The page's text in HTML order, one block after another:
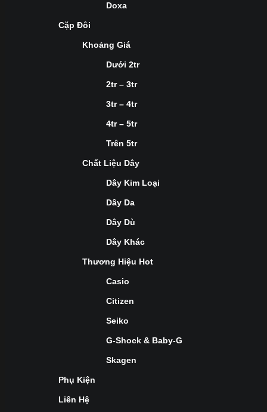
Doxa
Cặp Đôi
Khoảng Giá
Dưới 2tr
2tr – 3tr
3tr – 4tr
4tr – 5tr
Trên 5tr
Chất Liệu Dây
Dây Kim Loại
Dây Da
Dây Dù
Dây Khác
Thương Hiệu Hot
Casio
Citizen
Seiko
G-Shock & Baby-G
Skagen
Phụ Kiện
Liên Hệ